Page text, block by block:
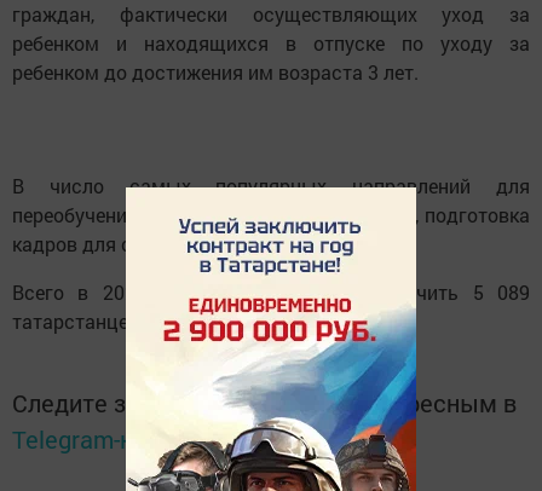
граждан, фактически осуществляющих уход за
ребенком и находящихся в отпуске по уходу за
ребенком до достижения им возраста 3 лет.
В число самых популярных направлений для
переобучения входят IT, программирование, подготовка
кадров для сферы здравоохранения и др.
Всего в 2025 году планируется переобучить 5 089
татарстанцев.
Следите за самым важным и интересным в
Telegram-каналеТатмедиа